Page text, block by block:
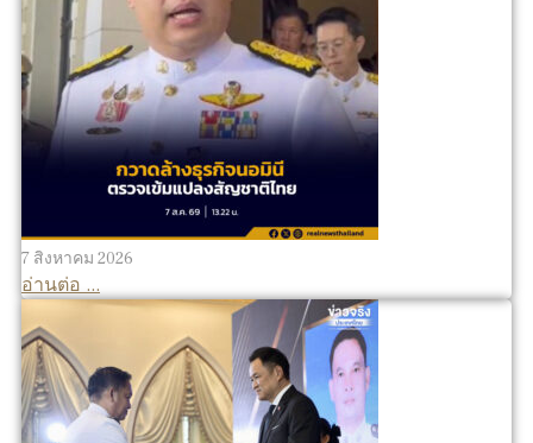
7 สิงหาคม 2026
อ่านต่อ ...